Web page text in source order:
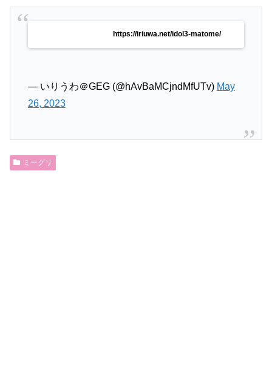
https://iriuwa.net/idol3-matome/
— いりうわ＠GEG (@hAvBaMCjndMfUTv) May
26, 2023
ミーグリ